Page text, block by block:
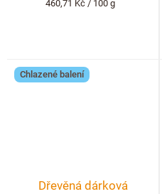
Měrná
460,71 Kč / 100 g
Chlazené balení
Dřevěná dárková